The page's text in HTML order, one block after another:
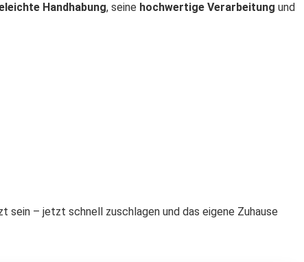
Handhabung, seine hochwertige Verarbeitung und
– jetzt schnell zuschlagen und das eigene Zuhause